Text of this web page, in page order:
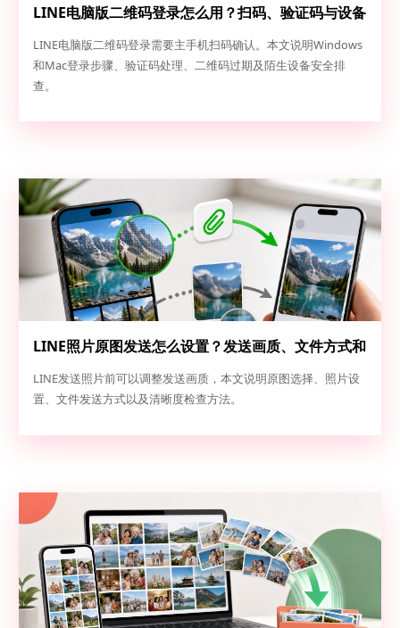
LINE电脑版二维码登录怎么用？扫码、验证码与设备
LINE电脑版二维码登录需要主手机扫码确认。本文说明Windows
和Mac登录步骤、验证码处理、二维码过期及陌生设备安全排
查。
LINE照片原图发送怎么设置？发送画质、文件方式和
清晰度检查
LINE发送照片前可以调整发送画质，本文说明原图选择、照片设
置、文件发送方式以及清晰度检查方法。